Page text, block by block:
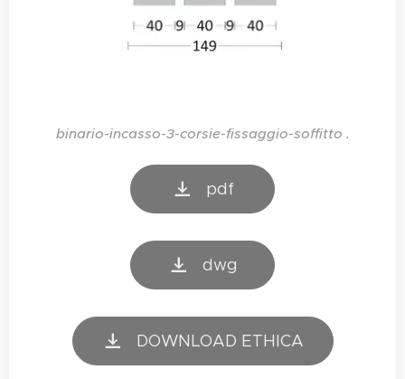
binario-incasso-3-corsie-fissaggio-soffitto .
pdf
dwg
DOWNLOAD ETHICA